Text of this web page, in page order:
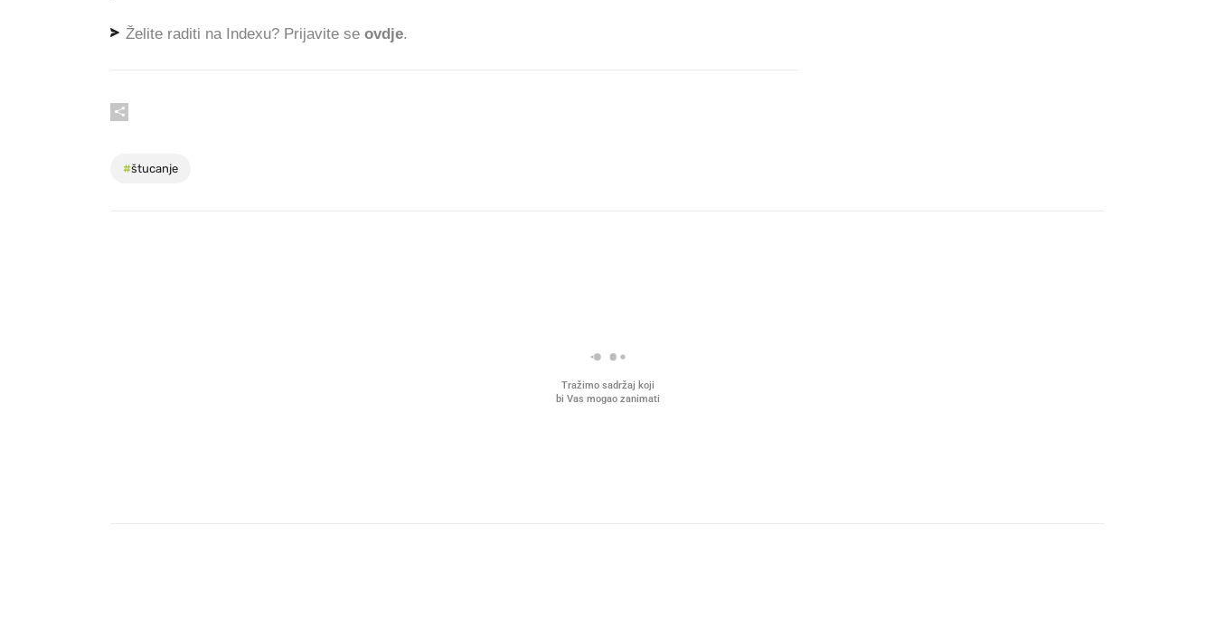
Želite raditi na Indexu? Prijavite se ovdje.
#štucanje
Tražimo sadržaj koji
bi Vas mogao zanimati